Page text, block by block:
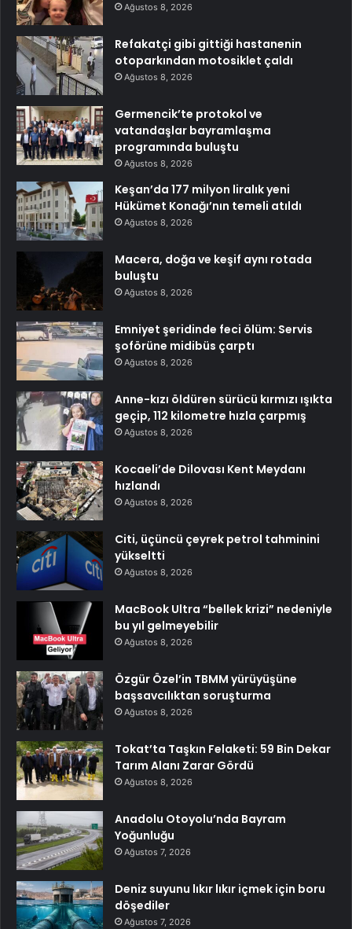
Ağustos 8, 2026
Refakatçi gibi gittiği hastanenin
otoparkından motosiklet çaldı
Ağustos 8, 2026
Germencik’te protokol ve
vatandaşlar bayramlaşma
programında buluştu
Ağustos 8, 2026
Keşan’da 177 milyon liralık yeni
Hükümet Konağı’nın temeli atıldı
Ağustos 8, 2026
Macera, doğa ve keşif aynı rotada
buluştu
Ağustos 8, 2026
Emniyet şeridinde feci ölüm: Servis
şoförüne midibüs çarptı
Ağustos 8, 2026
Anne-kızı öldüren sürücü kırmızı ışıkta
geçip, 112 kilometre hızla çarpmış
Ağustos 8, 2026
Kocaeli’de Dilovası Kent Meydanı
hızlandı
Ağustos 8, 2026
Citi, üçüncü çeyrek petrol tahminini
yükseltti
Ağustos 8, 2026
MacBook Ultra “bellek krizi” nedeniyle
bu yıl gelmeyebilir
Ağustos 8, 2026
Özgür Özel’in TBMM yürüyüşüne
başsavcılıktan soruşturma
Ağustos 8, 2026
Tokat’ta Taşkın Felaketi: 59 Bin Dekar
Tarım Alanı Zarar Gördü
Ağustos 8, 2026
Anadolu Otoyolu’nda Bayram
Yoğunluğu
Ağustos 7, 2026
Deniz suyunu lıkır lıkır içmek için boru
döşediler
Ağustos 7, 2026